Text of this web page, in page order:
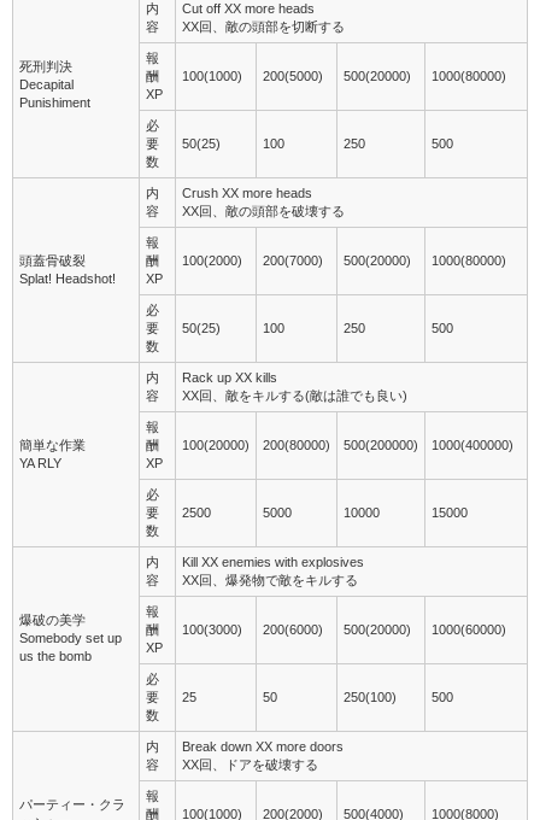
死刑判決
Decapital
Punishiment
内
容
Cut off XX more heads
XX回、敵の頭部を切断する
報
酬
XP
100(1000) 200(5000) 500(20000) 1000(80000)
必
要
数
50(25) 100 250 500
頭蓋骨破裂
Splat! Headshot!
内
容
Crush XX more heads
XX回、敵の頭部を破壊する
報
酬
XP
100(2000) 200(7000) 500(20000) 1000(80000)
必
要
数
50(25) 100 250 500
簡単な作業
YA RLY
内
容
Rack up XX kills
XX回、敵をキルする(敵は誰でも良い)
報
酬
XP
100(20000) 200(80000) 500(200000) 1000(400000)
必
要
数
2500 5000 10000 15000
爆破の美学
Somebody set up
us the bomb
内
容
Kill XX enemies with explosives
XX回、爆発物で敵をキルする
報
酬
XP
100(3000) 200(6000) 500(20000) 1000(60000)
必
要
数
25 50 250(100) 500
パーティー・クラ
内
容
Break down XX more doors
XX回、ドアを破壊する
報
酬
100(1000) 200(2000) 500(4000) 1000(8000)